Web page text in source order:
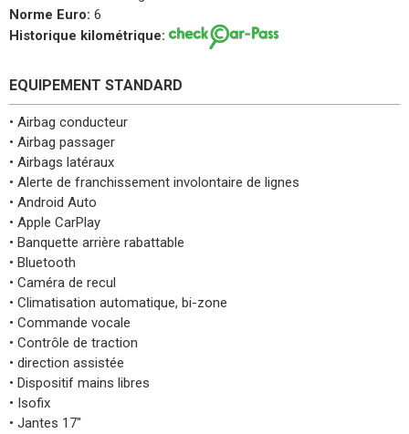
Norme Euro: 6
Historique kilométrique:
EQUIPEMENT STANDARD
• Airbag conducteur
• Airbag passager
• Airbags latéraux
• Alerte de franchissement involontaire de lignes
• Android Auto
• Apple CarPlay
• Banquette arrière rabattable
• Bluetooth
• Caméra de recul
• Climatisation automatique, bi-zone
• Commande vocale
• Contrôle de traction
• direction assistée
• Dispositif mains libres
• Isofix
• Jantes 17"